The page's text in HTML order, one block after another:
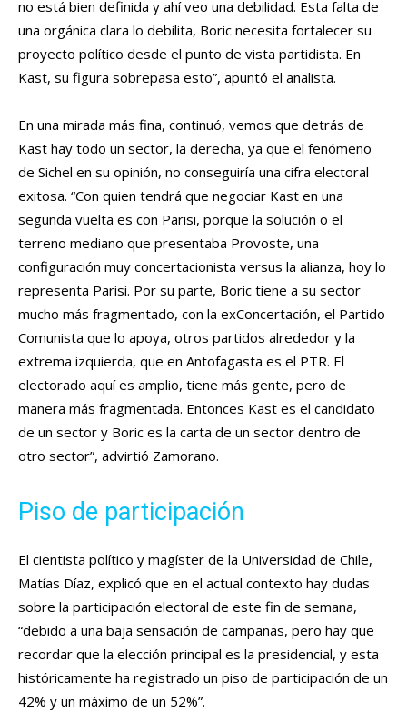
no está bien definida y ahí veo una debilidad. Esta falta de
una orgánica clara lo debilita, Boric necesita fortalecer su
proyecto político desde el punto de vista partidista. En
Kast, su figura sobrepasa esto”, apuntó el analista.
En una mirada más fina, continuó, vemos que detrás de
Kast hay todo un sector, la derecha, ya que el fenómeno
de Sichel en su opinión, no conseguiría una cifra electoral
exitosa. “Con quien tendrá que negociar Kast en una
segunda vuelta es con Parisi, porque la solución o el
terreno mediano que presentaba Provoste, una
configuración muy concertacionista versus la alianza, hoy lo
representa Parisi. Por su parte, Boric tiene a su sector
mucho más fragmentado, con la exConcertación, el Partido
Comunista que lo apoya, otros partidos alrededor y la
extrema izquierda, que en Antofagasta es el PTR. El
electorado aquí es amplio, tiene más gente, pero de
manera más fragmentada. Entonces Kast es el candidato
de un sector y Boric es la carta de un sector dentro de
otro sector”, advirtió Zamorano.
Piso de participación
El cientista político y magíster de la Universidad de Chile,
Matías Díaz, explicó que en el actual contexto hay dudas
sobre la participación electoral de este fin de semana,
“debido a una baja sensación de campañas, pero hay que
recordar que la elección principal es la presidencial, y esta
históricamente ha registrado un piso de participación de un
42% y un máximo de un 52%”.